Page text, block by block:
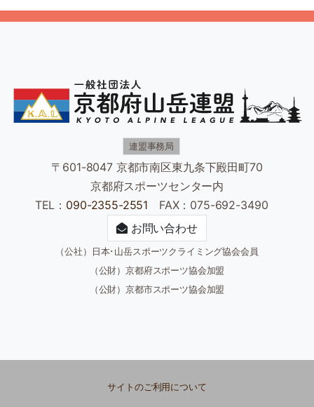
連盟事務局
〒601-8047 京都市南区東九条下殿田町70
京都府スポーツセンター内
TEL： 090-2355-2551 FAX：075-692-3490
お問い合わせ
（公社）日本･山岳スポーツクライミング協会会員
（公財）京都府スポーツ協会加盟
（公財）京都市スポーツ協会加盟
サイトのご利用について